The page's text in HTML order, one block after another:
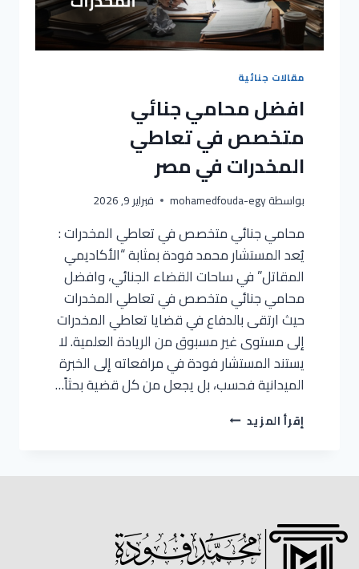
مقالات جنائية
افضل محامي جنائي
متخصص في تعاطي
المخدرات في مصر
بواسطةmohamedfouda-egy فبراير 9, 2026
محامي جنائي متخصص في تعاطي المخدرات :
يُعد المستشار محمد فودة بمثابة “الأكاديمي
المقاتل” في ساحات القضاء الجنائي، وافضل
محامي جنائي متخصص في تعاطي المخدرات
حيث ارتقى بالدفاع في قضايا تعاطي المخدرات
إلى مستوى غير مسبوق من الريادة العلمية. لا
يستند المستشار فودة في مرافعاته إلى الخبرة
الميدانية فحسب، بل يجعل من كل قضية بحثاً…
إقرأ المزيد